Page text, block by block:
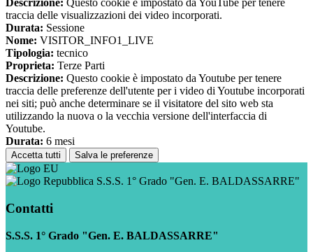
Descrizione: Questo cookie è impostato da YouTube per tenere
traccia delle visualizzazioni dei video incorporati.
Durata: Sessione
Nome: VISITOR_INFO1_LIVE
Tipologia: tecnico
Proprieta: Terze Parti
Descrizione: Questo cookie è impostato da Youtube per tenere
traccia delle preferenze dell'utente per i video di Youtube incorporati
nei siti; può anche determinare se il visitatore del sito web sta
utilizzando la nuova o la vecchia versione dell'interfaccia di
Youtube.
Durata: 6 mesi
Accetta tutti Salva le preferenze
S.S.S. 1° Grado "Gen. E. BALDASSARRE"
Contatti
S.S.S. 1° Grado "Gen. E. BALDASSARRE"